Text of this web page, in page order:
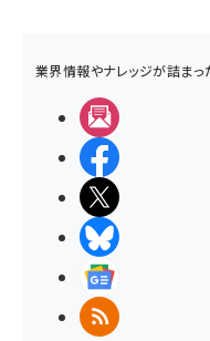
業界情報やナレッジが詰まっ
RSS